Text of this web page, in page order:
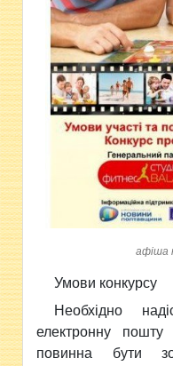
афіша
Умови конкурсу
Необхідно
електронну
повинна бути